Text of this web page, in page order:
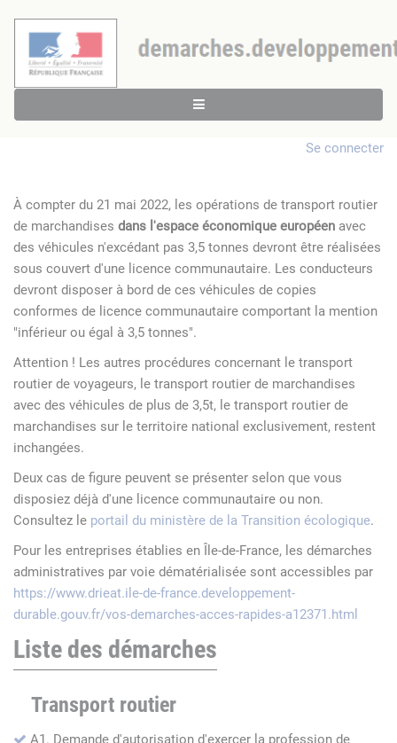
Se connecter
À compter du 21 mai 2022, les opérations de transport routier
de marchandises dans l'espace économique européen avec
des véhicules n'excédant pas 3,5 tonnes devront être réalisées
sous couvert d'une licence communautaire. Les conducteurs
devront disposer à bord de ces véhicules de copies
conformes de licence communautaire comportant la mention
"inférieur ou égal à 3,5 tonnes".
Attention ! Les autres procédures concernant le transport
routier de voyageurs, le transport routier de marchandises
avec des véhicules de plus de 3,5t, le transport routier de
marchandises sur le territoire national exclusivement, restent
inchangées.
Deux cas de figure peuvent se présenter selon que vous
disposiez déjà d'une licence communautaire ou non.
Consultez le portail du ministère de la Transition écologique.
Pour les entreprises établies en Île-de-France, les démarches
administratives par voie dématérialisée sont accessibles par
https://www.drieat.ile-de-france.developpement-
durable.gouv.fr/vos-demarches-acces-rapides-a12371.html
Liste des démarches
Transport routier
A1. Demande d'autorisation d'exercer la profession de